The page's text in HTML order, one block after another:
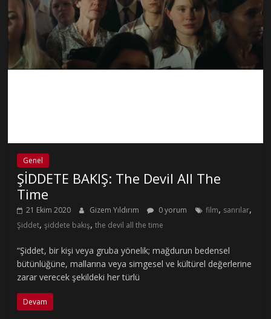
Genel
ŞİDDETE BAKIŞ: The Devil All The
Time
21 Ekim 2020 Gizem Yıldırım 0 yorum film, sanrılar,
Şiddet,şiddete bakış,the devil all the time
“Şiddet, bir kişi veya gruba yönelik; mağdurun bedensel
bütünlüğüne, mallarına veya simgesel ve kültürel değerlerine
zarar verecek şekildeki her türlü
Devam